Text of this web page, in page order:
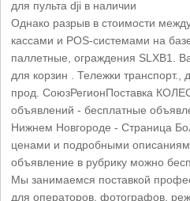
Однако разрыв в стоимости
кассами и POS-системами на
паллетные, ограждения SLXB1.
для корзин . Тележки
прод. СоюзРегионПоставка
объявлений - бесплатные
Нижнем Новгороде - Страница
ценами и подробными
объявление в рубрику можно
Мы занимаемся поставкой
для операторов, фотографов,